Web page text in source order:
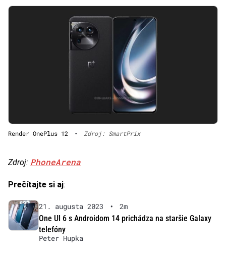
Render OnePlus 12 • Zdroj: SmartPrix
Zdroj: PhoneArena
Prečítajte si aj:
21. augusta 2023 •
2m
One UI 6 s Androidom 14 prichádza na staršie Galaxy
telefóny
Peter Hupka